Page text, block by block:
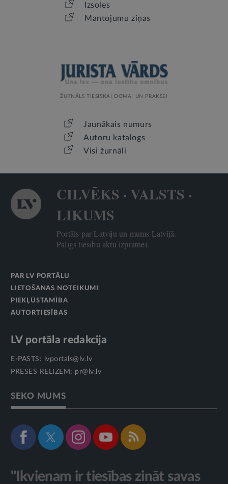
Izsoles
Mantojumu ziņas
ŽURNĀLS TIESISKAI DOMAI UN PRAKSEI
Jaunākais numurs
Autoru katalogs
Visi žurnāli
CILVĒKS · VALSTS ·
LIKUMS
Portāls par Latviju un mums Latvijā.
Palīgs tiesību aktu izpratnei.
PAR LV PORTĀLU
LIETOŠANAS NOTEIKUMI
PIEKĻŪSTAMĪBA
AUTORTIESĪBAS
LV portāla redakcija
E-PASTS:
lvportals@lv.lv
PRESES RELĪZĒM: pr@lv.lv
SEKO MUMS
"Ikvienam ir tiesības zināt savas